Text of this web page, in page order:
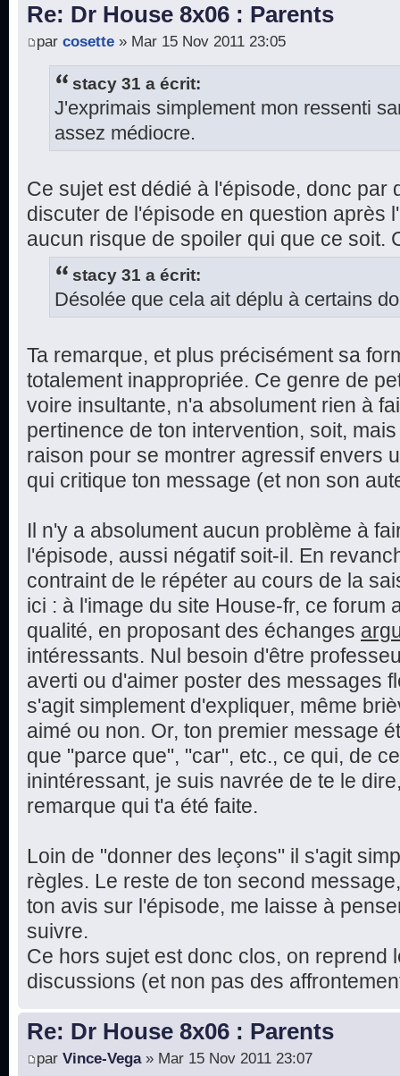
Re: Dr House 8x06 : Parents
par cosette » Mar 15 Nov 2011 23:05
stacy 31 a écrit:
J'exprimais simplement mon ressenti
assez médiocre.
Ce sujet est dédié à l'épisode, donc par
discuter de l'épisode en question après
aucun risque de spoiler qui que ce soit.
stacy 31 a écrit:
Désolée que cela ait déplu à certains
Ta remarque, et plus précisément sa
totalement inappropriée. Ce genre de
voire insultante, n'a absolument rien à
pertinence de ton intervention, soit,
raison pour se montrer agressif envers
qui critique ton message (et non son
Il n'y a absolument aucun problème à
l'épisode, aussi négatif soit-il. En
contraint de le répéter au cours de la
ici : à l'image du site House-fr, ce forum
qualité, en proposant des échanges
intéressants. Nul besoin d'être
averti ou d'aimer poster des messages
s'agit simplement d'expliquer, même
aimé ou non. Or, ton premier message
que "parce que", "car", etc., ce qui, de
inintéressant, je suis navrée de te le
remarque qui t'a été faite.
Loin de "donner des leçons" il s'agit
règles. Le reste de ton second
ton avis sur l'épisode, me laisse à
suivre.
Ce hors sujet est donc clos, on reprend
discussions (et non pas des
Re: Dr House 8x06 : Parents
par Vince-Vega» Mar 15 Nov 2011 23:07